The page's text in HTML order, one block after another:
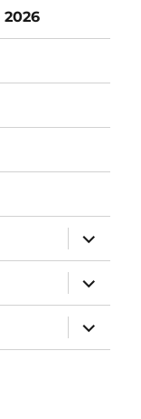
ouvrir
le
sous-
menu
ouvrir
le
sous-
menu
ouvrir
le
sous-